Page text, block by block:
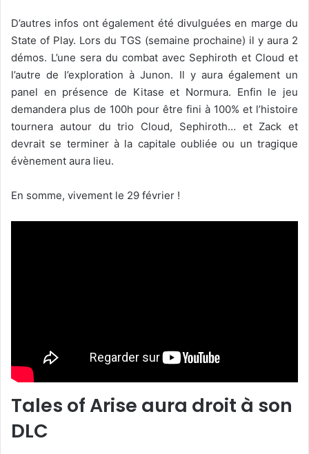
D’autres infos ont également été divulguées en marge du
State of Play. Lors du TGS (semaine prochaine) il y aura 2
démos. L’une sera du combat avec Sephiroth et Cloud et
l’autre de l’exploration à Junon. Il y aura également un
panel en présence de Kitase et Normura. Enfin le jeu
demandera plus de 100h pour être fini à 100% et l’histoire
tournera autour du trio Cloud, Sephiroth… et Zack et
devrait se terminer à la capitale oubliée ou un tragique
évènement aura lieu.
En somme, vivement le 29 février !
Tales of Arise aura droit à son
DLC